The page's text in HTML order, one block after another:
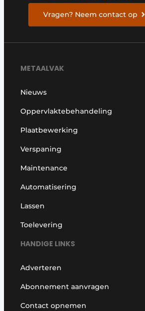
Vragen? Neem contact op
METAALVAK
Nieuws
Oppervlaktebehandeling
Plaatbewerking
Verspaning
Maintenance
Automatisering
Lassen
Toelevering
HANDIGE LINKS
Adverteren
Abonnement aanvragen
Contact opnemen